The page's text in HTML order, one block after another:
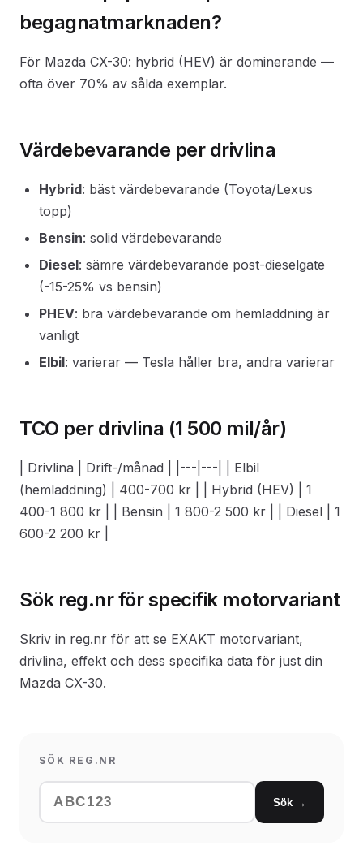
begagnatmarknaden?
För Mazda CX-30: hybrid (HEV) är dominerande —
ofta över 70% av sålda exemplar.
Värdebevarande per drivlina
Hybrid: bäst värdebevarande (Toyota/Lexus
topp)
Bensin: solid värdebevarande
Diesel: sämre värdebevarande post-dieselgate
(-15-25% vs bensin)
PHEV: bra värdebevarande om hemladdning är
vanligt
Elbil: varierar — Tesla håller bra, andra varierar
TCO per drivlina (1 500 mil/år)
| Drivlina | Drift-/månad | |---|---| | Elbil
(hemladdning) | 400-700 kr | | Hybrid (HEV) | 1
400-1 800 kr | | Bensin | 1 800-2 500 kr | | Diesel | 1
600-2 200 kr |
Sök reg.nr för specifik motorvariant
Skriv in reg.nr för att se EXAKT motorvariant,
drivlina, effekt och dess specifika data för just din
Mazda CX-30.
SÖK REG.NR
Sök →